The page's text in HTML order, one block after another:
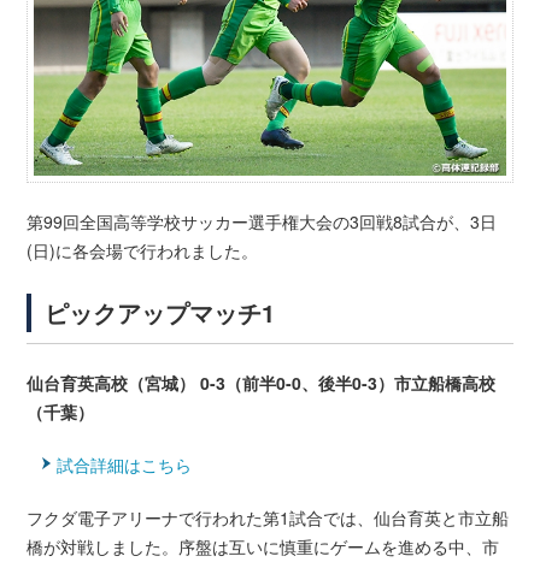
第99回全国高等学校サッカー選手権大会の3回戦8試合が、3日
(日)に各会場で行われました。
ピックアップマッチ1
仙台育英高校（宮城） 0-3（前半0-0、後半0-3）市立船橋高校
（千葉）
試合詳細はこちら
フクダ電子アリーナで行われた第1試合では、仙台育英と市立船
橋が対戦しました。序盤は互いに慎重にゲームを進める中、市